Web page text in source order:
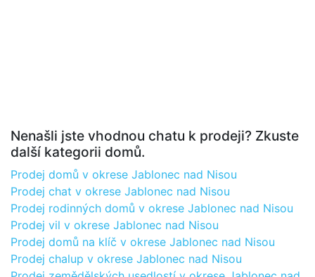
Nenašli jste vhodnou chatu k prodeji? Zkuste
další kategorii domů.
Prodej domů v okrese Jablonec nad Nisou
Prodej chat v okrese Jablonec nad Nisou
Prodej rodinných domů v okrese Jablonec nad Nisou
Prodej vil v okrese Jablonec nad Nisou
Prodej domů na klíč v okrese Jablonec nad Nisou
Prodej chalup v okrese Jablonec nad Nisou